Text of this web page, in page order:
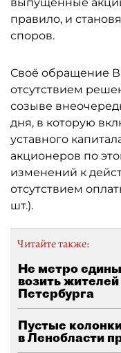
правило, и
споров.
Своё обращение
отсутствием
созыве
дня, в которую
уставного
акционеров по
изменений к
отсутствием
шт.).
Читайте также:
Не метро
возить
Петербурга
Пустые
в Ленобласти